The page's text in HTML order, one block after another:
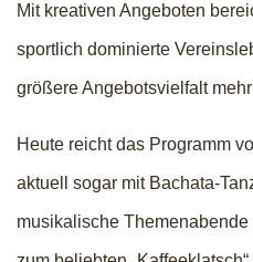
Mit kreativen Angeboten
sportlich dominierte
größere Angebotsvielfalt
Heute reicht das Programm
aktuell sogar mit Bachata-
musikalische